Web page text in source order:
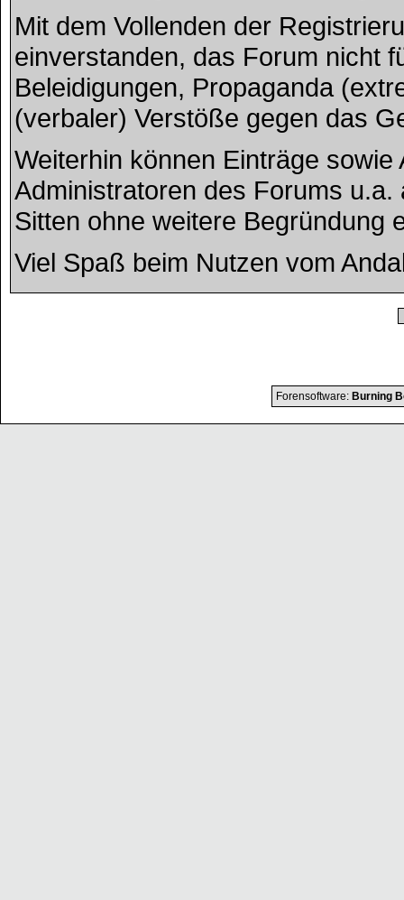
Mit dem Vollenden der
einverstanden, das Forum nicht
Beleidigungen, Propaganda
(verbaler) Verstöße gegen das
Weiterhin können Einträge
Administratoren des Forums
Sitten ohne weitere Begründung
Viel Spaß beim Nutzen vom
Forensoftware: Burning